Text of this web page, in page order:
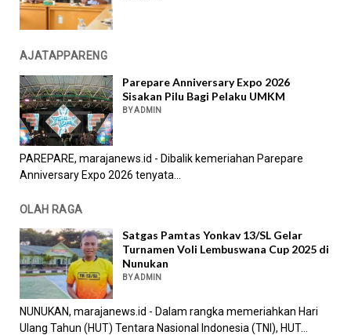
AJATAPPARENG
Parepare Anniversary Expo 2026
Sisakan Pilu Bagi Pelaku UMKM
BY ADMIN
PAREPARE, marajanews.id - Dibalik kemeriahan Parepare
Anniversary Expo 2026 tenyata...
OLAH RAGA
Satgas Pamtas Yonkav 13/SL Gelar
Turnamen Voli Lembuswana Cup 2025 di
Nunukan
BY ADMIN
NUNUKAN, marajanews.id - Dalam rangka memeriahkan Hari
Ulang Tahun (HUT) Tentara Nasional Indonesia (TNI), HUT...